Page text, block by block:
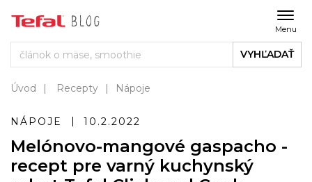
Menu
VYHĽADAŤ
Úvod Recepty Nápoje
NÁPOJE 10.2.2022
Melónovo-mangové gaspacho -
recept pre varný kuchynský